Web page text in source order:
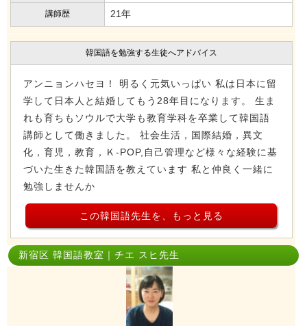
講師歴 21年
韓国語を勉強する生徒へアドバイス
アンニョンハセヨ！ 明るく元気いっぱい 私は日本に留
学して日本人と結婚してもう28年目になります。 生ま
れも育ちもソウルで大学も教育学科を卒業して韓国語
講師として働きました。 社会生活，国際結婚，異文
化，育児，教育，Ｋ-POP,自己管理など様々な経験に基
づいた生きた韓国語を教えています 私と仲良く一緒に
勉強しませんか
この韓国語先生を、もっと見る
新宿区 韓国語教室｜チエ スヒ先生